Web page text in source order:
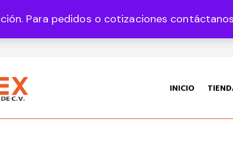
Para pedidos o cotizaciones
INICIO